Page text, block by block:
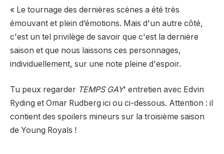
« Le tournage des dernières scènes a été très
émouvant et plein d’émotions. Mais d'un autre côté,
c'est un tel privilège de savoir que c'est la dernière
saison et que nous laissons ces personnages,
individuellement, sur une note pleine d'espoir.
Tu peux regarder TEMPS GAY' entretien avec Edvin
Ryding et Omar Rudberg ici ou ci-dessous. Attention : il
contient des spoilers mineurs sur la troisième saison
de Young Royals !